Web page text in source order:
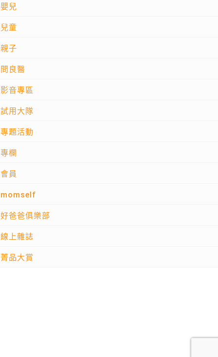
嬰兒
兒童
親子
問良醫
影音專區
試用大隊
專題活動
專欄
會員
momself
好爸爸俱樂部
線上雜誌
菁品大賞